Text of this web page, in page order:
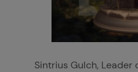
Sintrius Gulch, Leader